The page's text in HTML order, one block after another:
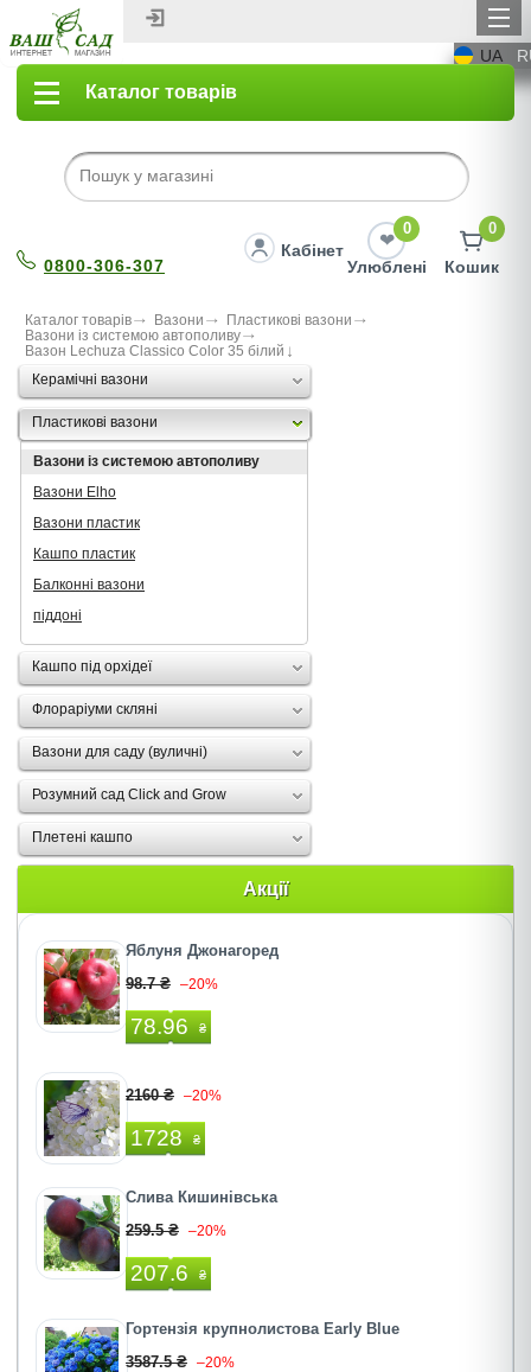
UA
Каталог товарів
0800-306-307
Кабінет
0
Улюблені
0
Кошик
Каталог товарів Вазони
Пластикові вазони
Вазони із системою автополиву
Вазон Lechuza Classico Color 35 білий
Керамічні вазони
Пластикові вазони
Вазони із системою автополиву
Вазони Elho
Вазони пластик
Кашпо пластик
Балконні вазони
піддоні
Кашпо під орхідеї
Флораріуми скляні
Вазони для саду (вуличні)
Розумний сад Click and Grow
Плетені кашпо
Акції
Яблуня Джонагоред
98.7 ₴ –20%
78.96 ₴
2160 ₴ –20%
1728 ₴
Слива Кишинівська
259.5 ₴ –20%
207.6 ₴
Гортензія крупнолистова Early Blue
3587.5 ₴ –20%